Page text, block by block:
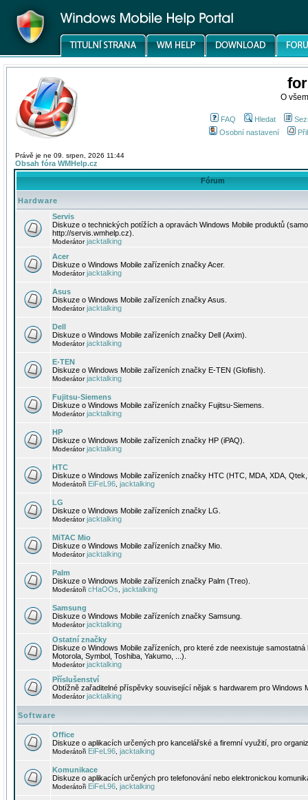
O
FAQ Hledat
Osobní nastavení
Právě je ne 09. srpen, 2026 11:44
Obsah fóra WMHelp.cz
Fórum
Hardware
Servis
Diskuze o technických potížích a opravách Windows Mobile produktů
http://servis.wmhelp.cz).
Moderátorjacktalking
Acer
Diskuze o Windows Mobile zařízeních značky Acer.
Moderátorjacktalking
Asus
Diskuze o Windows Mobile zařízeních značky Asus.
Moderátorjacktalking
Dell
Diskuze o Windows Mobile zařízeních značky Dell (Axim).
Moderátorjacktalking
E-TEN
Diskuze o Windows Mobile zařízeních značky E-TEN (Glofiish).
Moderátorjacktalking
Fujitsu-Siemens
Diskuze o Windows Mobile zařízeních značky Fujitsu-Siemens.
Moderátorjacktalking
HP
Diskuze o Windows Mobile zařízeních značky HP (iPAQ).
Moderátorjacktalking
HTC
Diskuze o Windows Mobile zařízeních značky HTC (HTC, MDA, XDA,
Moderátoři EiFeL96 jacktalking
LG
Diskuze o Windows Mobile zařízeních značky LG.
Moderátorjacktalking
MiTAC Mio
Diskuze o Windows Mobile zařízeních značky Mio.
Moderátorjacktalking
Palm
Diskuze o Windows Mobile zařízeních značky Palm (Treo).
Moderátoři cHaOOs jacktalking
Samsung
Diskuze o Windows Mobile zařízeních značky Samsung.
Moderátorjacktalking
Ostatní značky
Diskuze o Windows Mobile zařízeních, pro které zde neexistuje
Motorola, Symbol, Toshiba, Yakumo, ...).
Moderátorjacktalking
Příslušenství
Obtížně zařaditelné příspěvky související nějak s hardwarem pro Windows
Moderátorjacktalking
Software
Office
Diskuze o aplikacích určených pro kancelářské a firemní využití, pro
Moderátoři EiFeL96 jacktalking
Komunikace
Diskuze o aplikacích určených pro telefonování nebo elektronickou
Moderátoři EiFeL96 jacktalking